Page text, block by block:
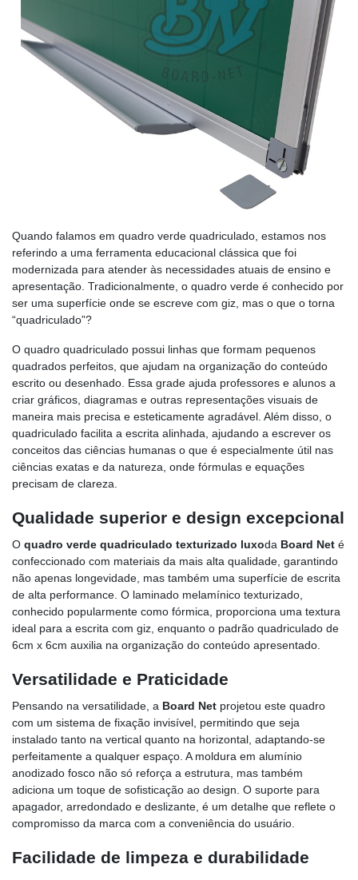
Quando falamos em quadro verde quadriculado, estamos nos
referindo a uma ferramenta educacional clássica que foi
modernizada para atender às necessidades atuais de ensino e
apresentação. Tradicionalmente, o quadro verde é conhecido por
ser uma superfície onde se escreve com giz, mas o que o torna
“quadriculado”?
O quadro quadriculado possui linhas que formam pequenos
quadrados perfeitos, que ajudam na organização do conteúdo
escrito ou desenhado. Essa grade ajuda professores e alunos a
criar gráficos, diagramas e outras representações visuais de
maneira mais precisa e esteticamente agradável. Além disso, o
quadriculado facilita a escrita alinhada, ajudando a escrever os
conceitos das ciências humanas o que é especialmente útil nas
ciências exatas e da natureza, onde fórmulas e equações
precisam de clareza.
Qualidade superior e design excepcional
O quadro verde quadriculado texturizado luxoda Board Net é
confeccionado com materiais da mais alta qualidade, garantindo
não apenas longevidade, mas também uma superfície de escrita
de alta performance. O laminado melamínico texturizado,
conhecido popularmente como fórmica, proporciona uma textura
ideal para a escrita com giz, enquanto o padrão quadriculado de
6cm x 6cm auxilia na organização do conteúdo apresentado.
Versatilidade e Praticidade
Pensando na versatilidade, a Board Net projetou este quadro
com um sistema de fixação invisível, permitindo que seja
instalado tanto na vertical quanto na horizontal, adaptando-se
perfeitamente a qualquer espaço. A moldura em alumínio
anodizado fosco não só reforça a estrutura, mas também
adiciona um toque de sofisticação ao design. O suporte para
apagador, arredondado e deslizante, é um detalhe que reflete o
compromisso da marca com a conveniência do usuário.
Facilidade de limpeza e durabilidade